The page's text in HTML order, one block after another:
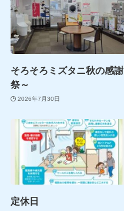
そろそろミズタニ秋の感謝
祭～
2026年7月30日
定休日